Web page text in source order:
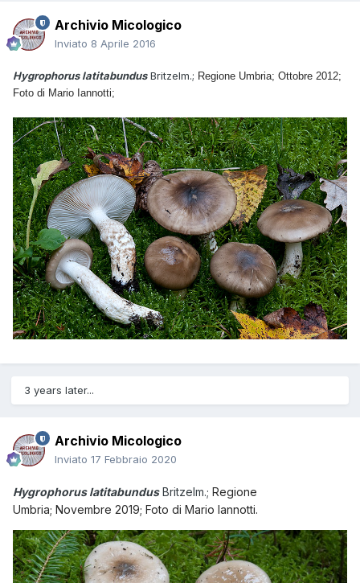
Archivio Micologico
Inviato 8 Aprile 2016
Hygrophorus latitabundusBritzelm.; Regione Umbria; Ottobre 2012;
Foto di Mario Iannotti;
3 years later...
Archivio Micologico
Inviato 17 Febbraio 2020
Hygrophorus latitabundusBritzelm.; Regione
Umbria; Novembre 2019; Foto di Mario Iannotti.